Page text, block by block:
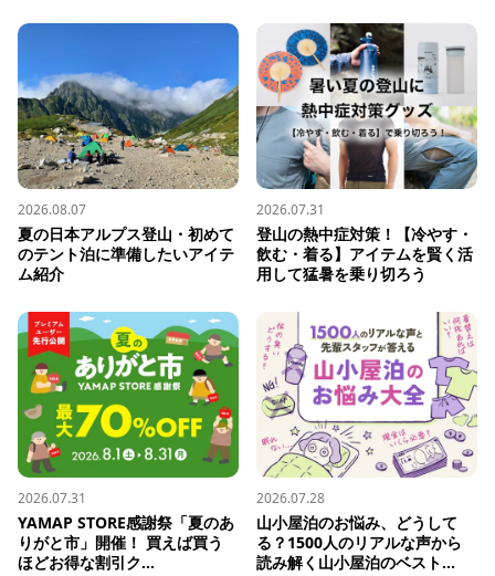
2026.08.07
夏の日本アルプス登山・初めて
のテント泊に準備したいアイテ
ム紹介
2026.07.31
登山の熱中症対策！【冷やす・
飲む・着る】アイテムを賢く活
用して猛暑を乗り切ろう
2026.07.31
YAMAP STORE感謝祭「夏のあ
りがと市」開催！ 買えば買う
ほどお得な割引ク...
2026.07.28
山小屋泊のお悩み、どうして
る？1500人のリアルな声から
読み解く山小屋泊のベスト...